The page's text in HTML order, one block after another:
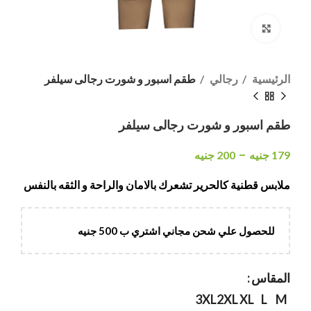
انقر هنا لتكبير الصورة
الرئيسية رجالي طقم اسبور و شورت رجالى سيلفر
طقم اسبور و شورت رجالى سيلفر
179 جنيه –
200 جنيه
ملابس قطنية كالحرير تشعرك بالامان والراحة و الثقه بالنفس
للحصول علي شحن مجاني اشتري ب 500 جنيه
المقاس
M
L
XL
2XL
3XL